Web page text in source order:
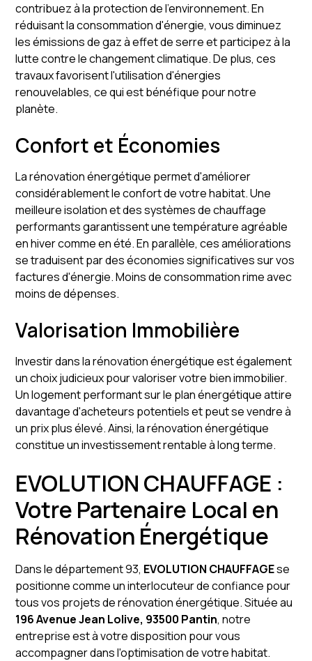
contribuez à la protection de l'environnement. En
réduisant la consommation d'énergie, vous diminuez
les émissions de gaz à effet de serre et participez à la
lutte contre le changement climatique. De plus, ces
travaux favorisent l'utilisation d'énergies
renouvelables, ce qui est bénéfique pour notre
planète.
Confort et Économies
La rénovation énergétique permet d'améliorer
considérablement le confort de votre habitat. Une
meilleure isolation et des systèmes de chauffage
performants garantissent une température agréable
en hiver comme en été. En parallèle, ces améliorations
se traduisent par des économies significatives sur vos
factures d'énergie. Moins de consommation rime avec
moins de dépenses.
Valorisation Immobilière
Investir dans la rénovation énergétique est également
un choix judicieux pour valoriser votre bien immobilier.
Un logement performant sur le plan énergétique attire
davantage d'acheteurs potentiels et peut se vendre à
un prix plus élevé. Ainsi, la rénovation énergétique
constitue un investissement rentable à long terme.
EVOLUTION CHAUFFAGE :
Votre Partenaire Local en
Rénovation Énergétique
Dans le département 93, EVOLUTION CHAUFFAGEse
positionne comme un interlocuteur de confiance pour
tous vos projets de rénovation énergétique. Située au
196 Avenue Jean Lolive, 93500 Pantin, notre
entreprise est à votre disposition pour vous
accompagner dans l'optimisation de votre habitat.